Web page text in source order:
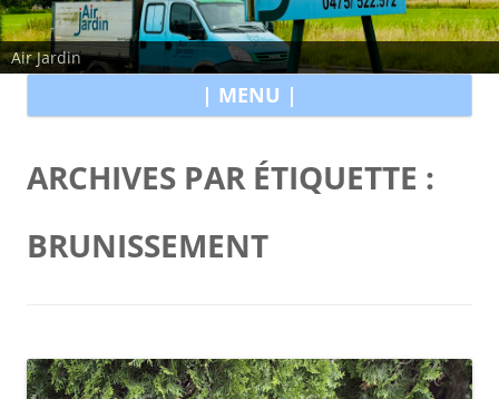
Air Jardin
| MENU |
ARCHIVES PAR ÉTIQUETTE :
BRUNISSEMENT